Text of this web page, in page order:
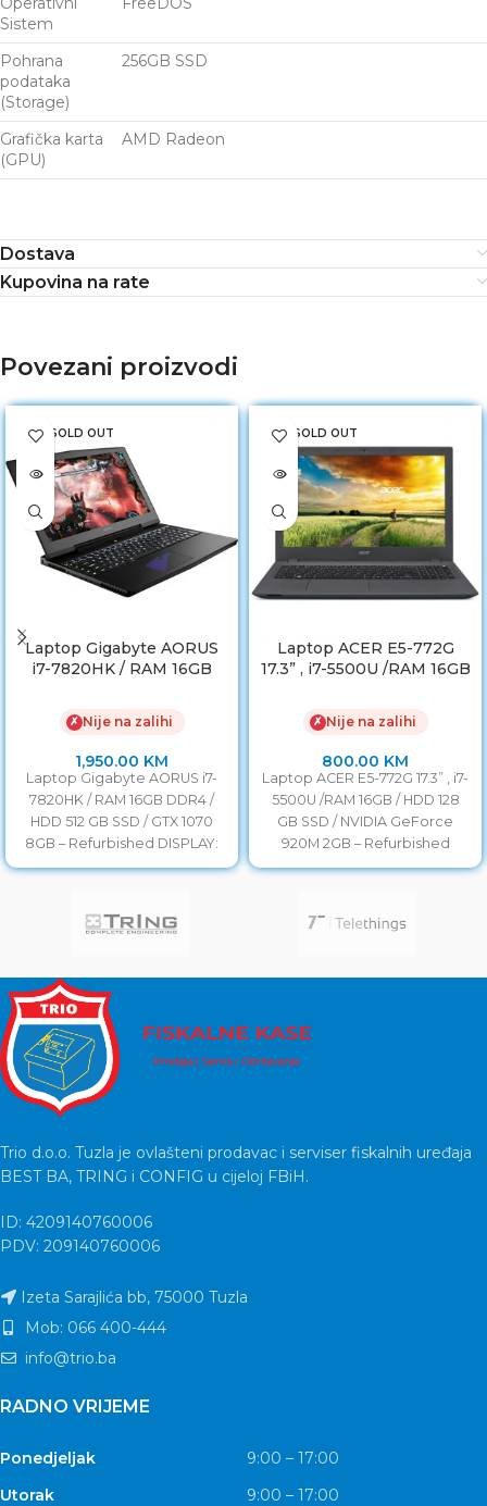
Sistem
Pohrana
podataka
(Storage)
256GB SSD
Grafička karta
(GPU)
AMD Radeon
Dostava
Kupovina na rate
Povezani proizvodi
SOLD OUT
Laptop Gigabyte AORUS
i7-7820HK / RAM 16GB
GTX 1070 8GB
✗ Nije na zalihi
1,950.00 KM
Laptop Gigabyte AORUS i7-
7820HK / RAM 16GB DDR4 /
HDD 512 GB SSD / GTX 1070
8GB – Refurbished DISPLAY:
SOLD OUT
Laptop ACER E5-772G
17.3” , i7-5500U /RAM 16GB
NVIDIA GeForce 920M
2GB
✗ Nije na zalihi
800.00 KM
Laptop ACER E5-772G 17.3” , i7-
5500U /RAM 16GB / HDD 128
GB SSD / NVIDIA GeForce
920M 2GB – Refurbished
Trio d.o.o. Tuzla je ovlašteni prodavac i serviser fiskalnih uređaja
BEST BA, TRING i CONFIG u cijeloj FBiH.
ID: 4209140760006
PDV: 209140760006
Izeta Sarajlića bb, 75000 Tuzla
Mob: 066 400-444
info@trio.ba
RADNO VRIJEME
Ponedjeljak
9:00 – 17:00
Utorak
9:00 – 17:00